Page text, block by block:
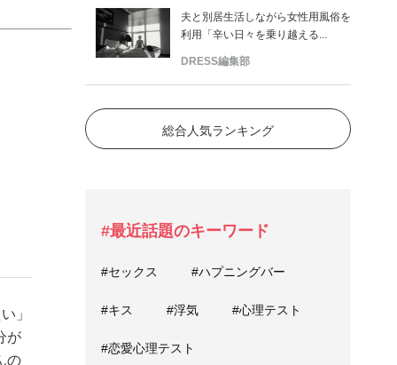
」
が
の
夫と別居生活しながら女性用風俗を
利用「辛い日々を乗り越える...
DRESS編集部
総合人気ランキング
#最近話題のキーワード
#セックス #ハプニングバー
#キス #浮気 #心理テスト
#恋愛心理テスト